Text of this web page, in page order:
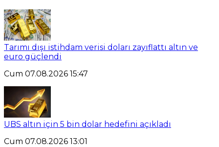
Tarımı dışı istihdam verisi doları zayıflattı altın ve
euro güçlendi
Cum 07.08.2026 15:47
UBS altın için 5 bin dolar hedefini açıkladı
Cum 07.08.2026 13:01